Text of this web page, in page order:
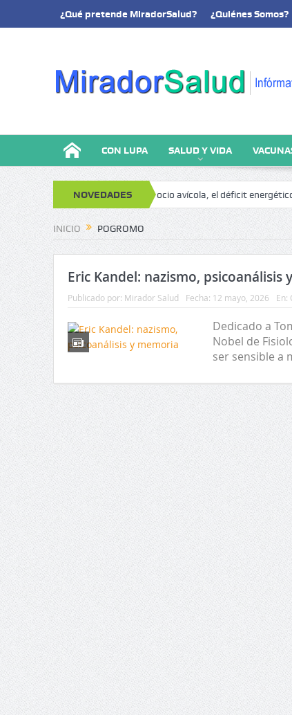
¿Qué pretende MiradorSalud? ¿Quiénes Somos?
CON LUPA SALUD Y VIDA
NOVEDADES
y memoria El negocio avícola, el déficit energético y la
INICIO POGROMO
Eric Kandel: nazismo, psicoanálisis
Publicado por: Mirador Salud Fecha: 12 mayo, 2026 En:
Dedicado a
Nobel de
ser sensible a